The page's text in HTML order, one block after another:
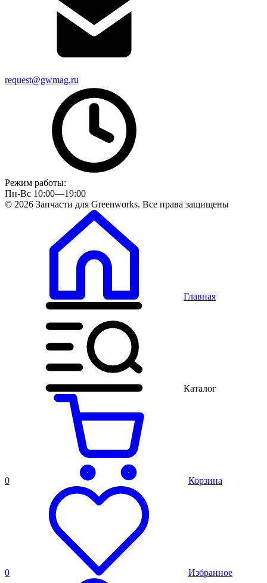
request@gwmag.ru
Режим работы:
Пн-Вс 10:00—19:00
© 2026 Запчасти для Greenworks. Все права защищены
Главная
Каталог
0 Корзина
0 Избранное